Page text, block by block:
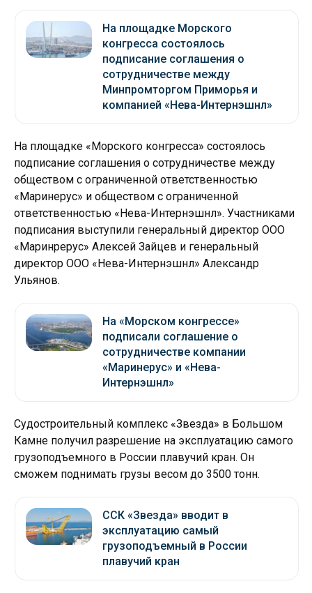
На площадке Морского
конгресса состоялось
подписание соглашения о
сотрудничестве между
Минпромторгом Приморья и
компанией «Нева-Интернэшнл»
На площадке «Морского конгресса» состоялось
подписание соглашения о сотрудничестве между
обществом с ограниченной ответственностью
«Маринерус» и обществом с ограниченной
ответственностью «Нева-Интернэшнл». Участниками
подписания выступили генеральный директор ООО
«Маринрерус» Алексей Зайцев и генеральный
директор ООО «Нева-Интернэшнл» Александр
Ульянов.
На «Морском конгрессе»
подписали соглашение о
сотрудничестве компании
«Маринерус» и «Нева-
Интернэшнл»
Судостроительный комплекс «Звезда» в Большом
Камне получил разрешение на эксплуатацию самого
грузоподъемного в России плавучий кран. Он
сможем поднимать грузы весом до 3500 тонн.
ССК «Звезда» вводит в
эксплуатацию самый
грузоподъемный в России
плавучий кран